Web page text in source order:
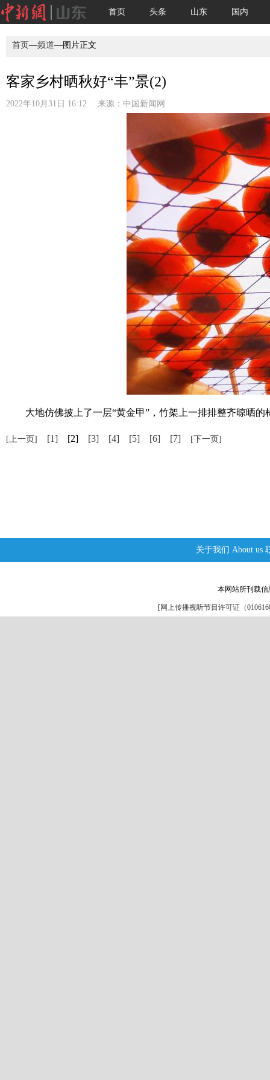
首页 头条 山东 国内
首页—频道—图片正文
客家乡村晒秋好“丰”景(2)
2022年10月31日 16:12 来源： 中国新闻网
大地仿佛披上了一层“黄金甲”，竹架上一排排整齐晾晒的
[上一页] [1] [2] [3] [4] [5] [6] [7] [下一页]
关于我们 About us
本网站所刊载
[网上传播视听节目许可证（